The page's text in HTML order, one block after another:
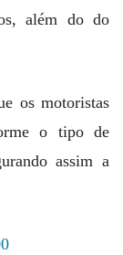
além do do
os motoristas
o tipo de
assim a